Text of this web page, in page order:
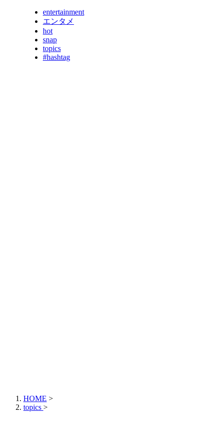
entertainment
エンタメ
hot
snap
topics
#hashtag
HOME >
topics >